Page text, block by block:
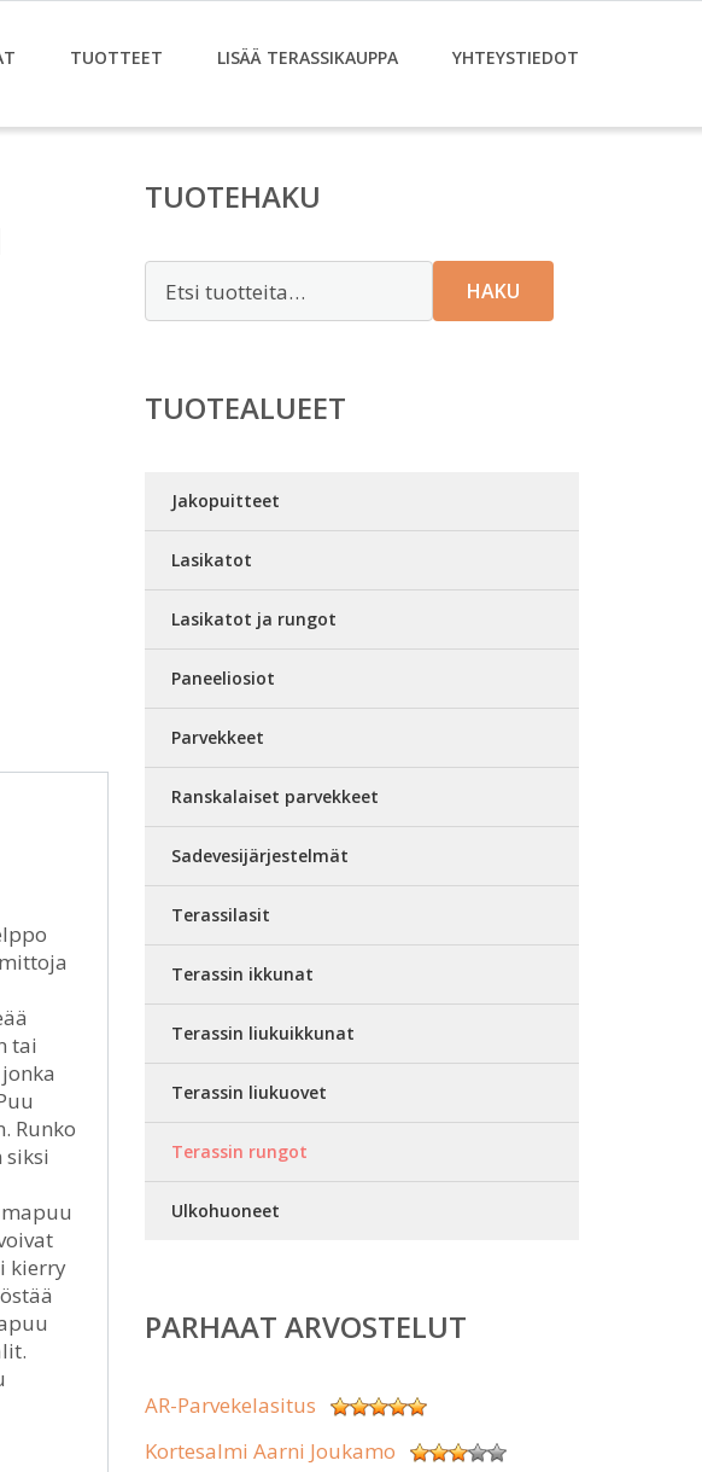
TUOTTEET LISÄÄ TERASSIKAUPPA YHTEYSTIEDOT
tai
Runko
kierry
TUOTEHAKU
HAKU
TUOTEALUEET
Jakopuitteet
Lasikatot
Lasikatot ja rungot
Paneeliosiot
Parvekkeet
Ranskalaiset parvekkeet
Sadevesijärjestelmät
Terassilasit
Terassin ikkunat
Terassin liukuikkunat
Terassin liukuovet
Terassin rungot
Ulkohuoneet
PARHAAT ARVOSTELUT
AR-Parvekelasitus
Kortesalmi Aarni Joukamo